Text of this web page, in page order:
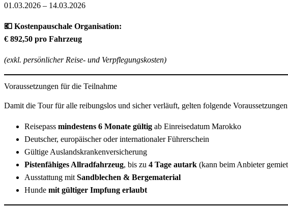
01.03.2026 – 14.03.2026
💶 Kostenpauschale Organisation:
€ 892,50 pro Fahrzeug
(exkl. persönlicher Reise- und Verpflegungskosten)
Voraussetzungen für die Teilnahme
Damit die Tour für alle reibungslos und sicher verläuft, gelten folgende
Reisepass mindestens 6 Monate gültig ab Einreisedatum Marokko
Deutscher, europäischer oder internationaler Führerschein
Gültige Auslandskrankenversicherung
Pistenfähiges Allradfahrzeug, bis zu 4 Tage autark (kann beim Anbieter
Ausstattung mit Sandblechen & Bergematerial
Hunde mit gültiger Impfung erlaubt